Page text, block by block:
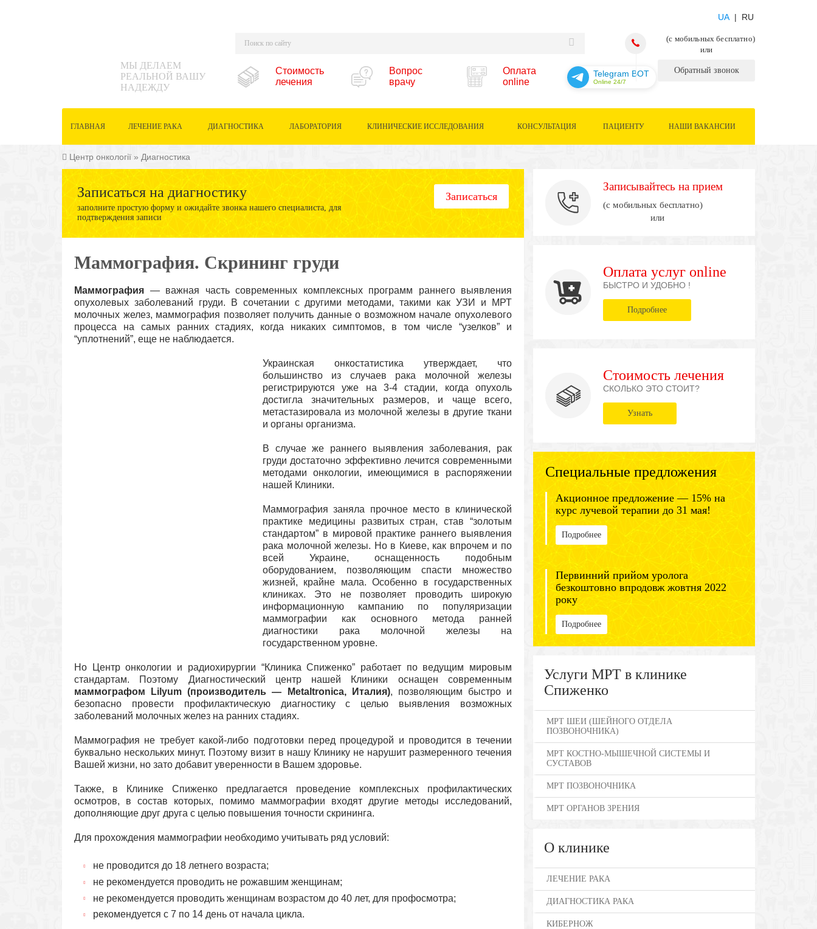
(с мобильных бесплатно)
или
Обратный звонок
UA | RU
МЫ ДЕЛАЕМ
РЕАЛЬНОЙ ВАШУ
НАДЕЖДУ
Стоимость
лечения
Вопрос
врачу
Оплата
online
Telegram BOT
Online 24/7
ГЛАВНАЯ ЛЕЧЕНИЕ РАКА ДИАГНОСТИКА ЛАБОРАТОРИЯ КЛИНИЧЕСКИЕ ИССЛЕДОВАНИЯ КОНСУЛЬТАЦИЯ ПАЦИЕНТУ НАШИ ВАКАНСИИ
Центр онкології » Диагностика
Записаться на диагностику
заполните простую форму и ожидайте звонка нашего специалиста, для
подтверждения записи
Записаться
Маммография. Cкрининг груди
Маммография — важная часть современных комплексных программ раннего выявления
опухолевых заболеваний груди. В сочетании с другими методами, такими как УЗИ и МРТ
молочных желез, маммография позволяет получить данные о возможном начале опухолевого
процесса на самых ранних стадиях, когда никаких симптомов, в том числе “узелков” и
“уплотнений”, еще не наблюдается.
Украинская онкостатистика утверждает, что
большинство из случаев рака молочной железы
регистрируются уже на 3-4 стадии, когда опухоль
достигла значительных размеров, и чаще всего,
метастазировала из молочной железы в другие ткани
и органы организма.
В случае же раннего выявления заболевания, рак
груди достаточно эффективно лечится современными
методами онкологии, имеющимися в распоряжении
нашей Клиники.
Маммография заняла прочное место в клинической
практике медицины развитых стран, став “золотым
стандартом” в мировой практике раннего выявления
рака молочной железы. Но в Киеве, как впрочем и по
всей Украине, оснащенность подобным
оборудованием, позволяющим спасти множество
жизней, крайне мала. Особенно в государственных
клиниках. Это не позволяет проводить широкую
информационную кампанию по популяризации
маммографии как основного метода ранней
диагностики рака молочной железы на
государственном уровне.
Но Центр онкологии и радиохирургии “Клиника Спиженко” работает по ведущим мировым
стандартам. Поэтому Диагностический центр нашей Клиники оснащен современным
маммографом Lilyum (производитель — Metaltronica, Италия), позволяющим быстро и
безопасно провести профилактическую диагностику с целью выявления возможных
заболеваний молочных желез на ранних стадиях.
Маммография не требует какой-либо подготовки перед процедурой и проводится в течении
буквально нескольких минут. Поэтому визит в нашу Клинику не нарушит размеренного течения
Вашей жизни, но зато добавит уверенности в Вашем здоровье.
Также, в Клинике Спиженко предлагается проведение комплексных профилактических
осмотров, в состав которых, помимо маммографии входят другие методы исследований,
дополняющие друг друга с целью повышения точности скрининга.
Для прохождения маммографии необходимо учитывать ряд условий:
не проводится до 18 летнего возраста;
не рекомендуется проводить не рожавшим женщинам;
не рекомендуется проводить женщинам возрастом до 40 лет, для профосмотра;
рекомендуется с 7 по 14 день от начала цикла.
Записывайтесь на прием
(с мобильных бесплатно)
или
Оплата услуг online
БЫСТРО И УДОБНО !
Подробнее
Стоимость лечения
СКОЛЬКО ЭТО СТОИТ?
Узнать
Специальные предложения
Акционное предложение — 15% на
курс лучевой терапии до 31 мая!
Подробнее
Первинний прийом уролога
безкоштовно впродовж жовтня 2022
року
Подробнее
Услуги МРТ в клинике
Спиженко
МРТ ШЕИ (ШЕЙНОГО ОТДЕЛА
ПОЗВОНОЧНИКА)
МРТ КОСТНО-МЫШЕЧНОЙ СИСТЕМЫ И
СУСТАВОВ
МРТ ПОЗВОНОЧНИКА
МРТ ОРГАНОВ ЗРЕНИЯ
О клинике
ЛЕЧЕНИЕ РАКА
ДИАГНОСТИКА РАКА
КИБЕРНОЖ